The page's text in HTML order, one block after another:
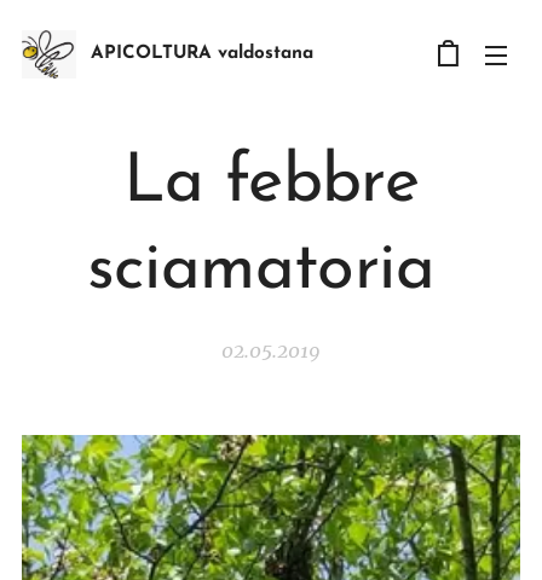
APICOLTURA valdostana
La febbre
sciamatoria
02.05.2019